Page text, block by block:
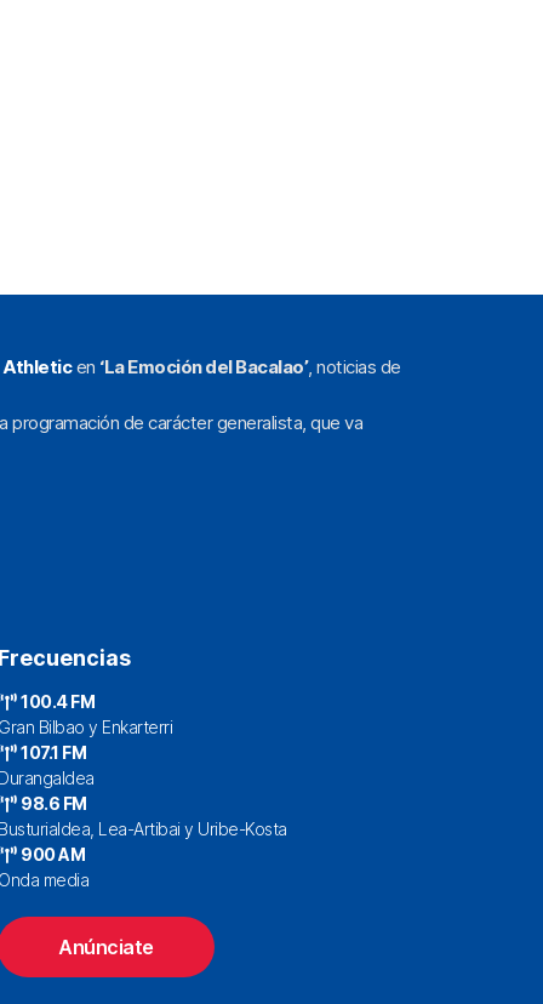
Athleticen ‘La Emoción del Bacalao’, noticias de
programación de carácter generalista, que va
100.4 FM
Bilbao y Enkarterri
107.1 FM
98.6 FM
Lea-Artibai y Uribe-Kosta
900 AM
media
Anúnciate